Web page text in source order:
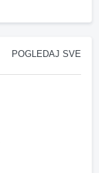
POGLEDAJ SVE